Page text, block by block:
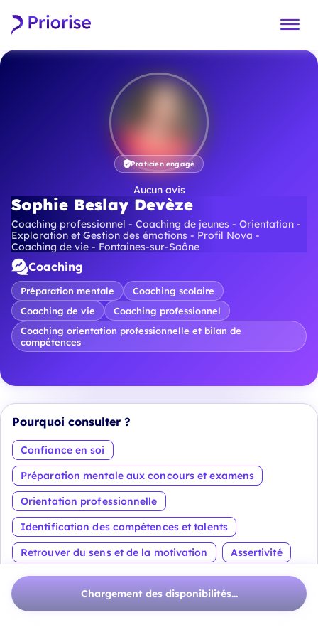
Praticien engagé
Aucun avis
Sophie Beslay Devèze
Coaching professionnel - Coaching de jeunes - Orientation -
Exploration et Gestion des émotions - Profil Nova -
Coaching de vie - Fontaines-sur-Saône
Coaching
Préparation mentale
Coaching scolaire
Coaching de vie
Coaching professionnel
Coaching orientation professionnelle et bilan de
compétences
Pourquoi consulter ?
Confiance en soi
Préparation mentale aux concours et examens
Orientation professionnelle
Identification des compétences et talents
Retrouver du sens et de la motivation
Assertivité
Voir plus
À propos
Chargement des disponibilités...